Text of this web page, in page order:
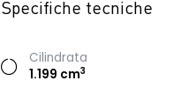
Specifiche tecniche
Cilindrata
1.199 cm3